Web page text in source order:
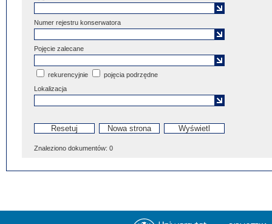
Numer rejestru konserwatora
Pojęcie zalecane
rekurencyjnie
pojęcia podrzędne
Lokalizacja
Znaleziono dokumentów: 0